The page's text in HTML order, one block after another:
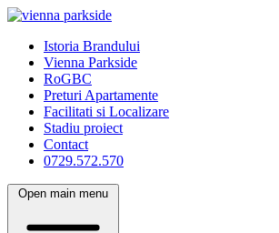
Istoria Brandului
Vienna Parkside
RoGBC
Preturi Apartamente
Facilitati si Localizare
Stadiu proiect
Contact
0729.572.570
Open main menu